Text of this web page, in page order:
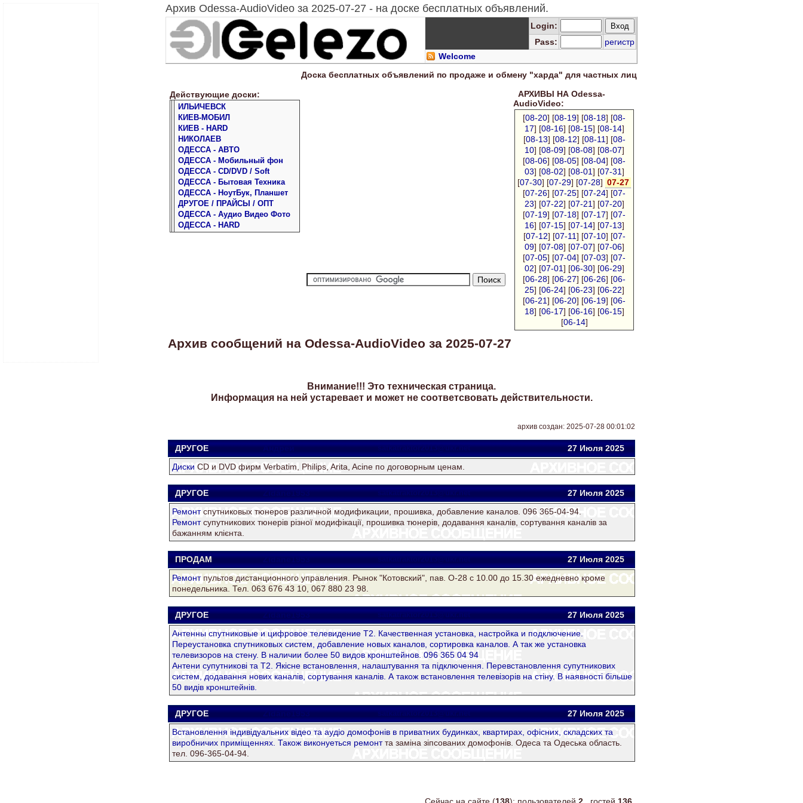
Архив Odessa-AudioVideo за 2025-07-27 - на доске бесплатных объявлений.
Login:
Pass:
регистр
Welcome
Доска бесплатных объявлений по продаже и обмену "харда" для частных лиц
Действующие доски:
ИЛЬИЧЕВСК
КИЕВ-МОБИЛ
КИЕВ - HARD
НИКОЛАЕВ
ОДЕССА - АВТО
ОДЕССА - Мобильный фон
ОДЕССА - CD/DVD / Soft
ОДЕССА - Бытовая Техника
ОДЕССА - НоутБук, Планшет
ДРУГОЕ / ПРАЙСЫ / ОПТ
ОДЕССА - Аудио Видео Фото
ОДЕССА - HARD
АРХИВЫ НА Odessa-
AudioVideo:
[08-20] [08-19] [08-18] [08-
17] [08-16] [08-15] [08-14]
[08-13] [08-12] [08-11] [08-
10] [08-09] [08-08] [08-07]
[08-06] [08-05] [08-04] [08-
03] [08-02] [08-01] [07-31]
[07-30] [07-29] [07-28] 07-27
[07-26] [07-25] [07-24] [07-
23] [07-22] [07-21] [07-20]
[07-19] [07-18] [07-17] [07-
16] [07-15] [07-14] [07-13]
[07-12] [07-11] [07-10] [07-
09] [07-08] [07-07] [07-06]
[07-05] [07-04] [07-03] [07-
02] [07-01] [06-30] [06-29]
[06-28] [06-27] [06-26] [06-
25] [06-24] [06-23] [06-22]
[06-21] [06-20] [06-19] [06-
18] [06-17] [06-16] [06-15]
[06-14]
Архив сообщений на Odessa-AudioVideo за 2025-07-27
Внимание!!! Это техническая страница.
Информация на ней устаревает и может не соответсвовать действительности.
архив создан: 2025-07-28 00:01:02
ДРУГОЕ Андрей satkatraktor2013@ukr.net
27 Июля 2025
Диски СD и DVD фирм Verbatim, Philips, Arita, Acine по договорным ценам.
ДРУГОЕ Zidane1953 satkatraktor2013@ukr.net
27 Июля 2025
Ремонтспутниковых тюнеров различной модификации, прошивка, добавление каналов. 096 365-04-94.
Ремонтсупутникових тюнерів різної модифікації, прошивка тюнерів, додавання каналів, сортування каналів за
бажанням клієнта.
ПРОДАМ Zidane1953 satkatraktor2013@ukr.net
27 Июля 2025
Ремонтпультов дистанционного управления. Рынок "Котовский", пав. О-28 с 10.00 до 15.30 ежедневно кроме
понедельника. Тел. 063 676 43 10, 067 880 23 98.
ДРУГОЕ Zidane1953 satkatraktor2013@ukr.net
27 Июля 2025
Антенны спутниковые и цифровое телевидение Т2. Качественная установка, настройка и подключение.
Переустановка спутниковых систем, добавление новых каналов, сортировка каналов. А так же установка
телевизоров на стену. В наличии более 50 видов кронштейнов. 096 365 04 94
Антени супутникові та Т2. Якісне встановлення, налаштування та підключення. Перевстановлення супутникових
систем, додавання нових каналів, сортування каналів. А також встановлення телевізорів на стіну. В наявності більше
50 видів кронштейнів.
ДРУГОЕ Zidane1953 satkatraktor2013@ukr.net
27 Июля 2025
Встановлення iндивiдуальних вiдео та аудiо домофонiв в приватних будинках, квартирах, офiсних, складских та
виробничих примiщеннях. Також виконуеться ремонтта замiна зiпсованих домофонiв. Одеса та Одеська область.
тел. 096-365-04-94.